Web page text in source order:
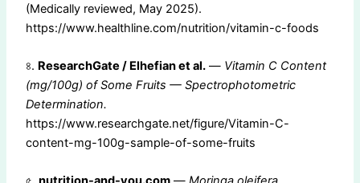
(Medically reviewed, May 2025).
https://www.healthline.com/nutrition/vitamin-c-foods
৪. ResearchGate / Elhefian et al. — Vitamin C Content
(mg/100g) of Some Fruits — Spectrophotometric
Determination.
https://www.researchgate.net/figure/Vitamin-C-
content-mg-100g-sample-of-some-fruits